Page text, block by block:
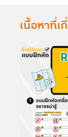
เนื้อหาที่เ